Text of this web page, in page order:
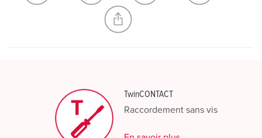
CRÉER UNE NOUVELLE LISTE
TwinCONTACT
Raccordement sans vis